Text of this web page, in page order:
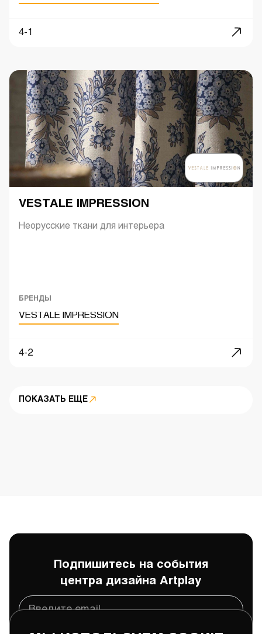
4-1
VESTALE IMPRESSION
Неорусские ткани для интерьера
БРЕНДЫ
VESTALE IMPRESSION
4-2
ПОКАЗАТЬ ЕЩЕ
Подпишитесь на события
центра дизайна Artplay